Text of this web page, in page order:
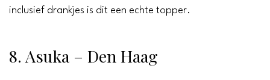
inclusief drankjes is dit een echte topper.
8. Asuka – Den Haag